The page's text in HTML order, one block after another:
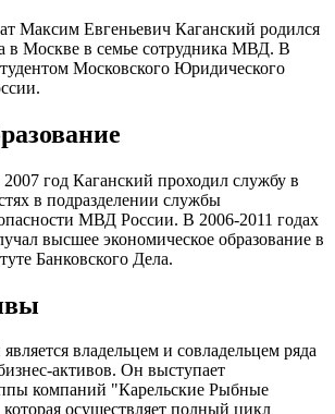
Максим Евгеньевич Каганский родился
в Москве в семье сотрудника МВД. В
Московского Юридического
год Каганский проходил службу в
в подразделении службы
МВД России. В 2006-2011 годах
высшее экономическое образование в
Банковского Дела.
владельцем и совладельцем ряда
активов. Он выступает
компаний "Карельские Рыбные
осуществляет полный цикл